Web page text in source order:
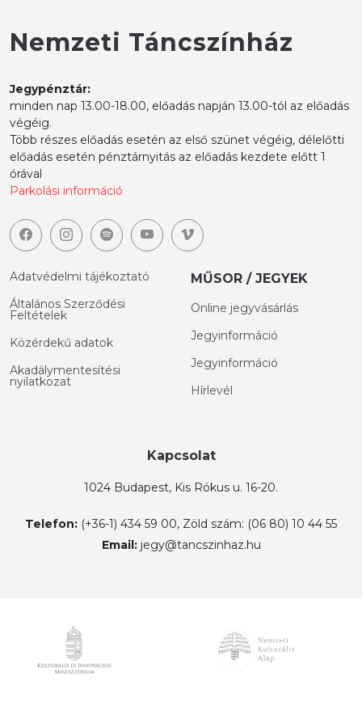
Nemzeti Táncszínház
Jegypénztár:
minden nap 13.00-18.00, előadás napján 13.00-tól az előadás
végéig.
Több részes előadás esetén az első szünet végéig, délelőtti
előadás esetén pénztárnyitás az előadás kezdete előtt 1
órával
Parkolási információ
Adatvédelmi tájékoztató
Általános Szerződési
Feltételek
Közérdekű adatok
Akadálymentesítési
nyilatkozat
MŰSOR / JEGYEK
Online jegyvásárlás
Jegyinformáció
Jegyinformáció
Hírlevél
Kapcsolat
1024 Budapest, Kis Rókus u. 16-20.
Telefon: (+36-1) 434 59 00, Zöld szám: (06 80) 10 44 55
Email: jegy@tancszinhaz.hu